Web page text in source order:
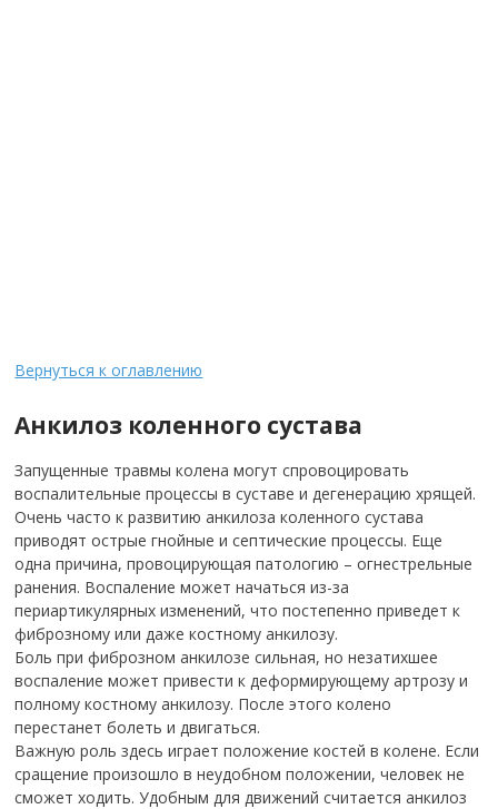
Вернуться к оглавлению
Анкилоз коленного сустава
Запущенные травмы колена могут спровоцировать
воспалительные процессы в суставе и дегенерацию хрящей.
Очень часто к развитию анкилоза коленного сустава
приводят острые гнойные и септические процессы. Еще
одна причина, провоцирующая патологию – огнестрельные
ранения. Воспаление может начаться из-за
периартикулярных изменений, что постепенно приведет к
фиброзному или даже костному анкилозу.
Боль при фиброзном анкилозе сильная, но незатихшее
воспаление может привести к деформирующему артрозу и
полному костному анкилозу. После этого колено
перестанет болеть и двигаться.
Важную роль здесь играет положение костей в колене. Если
сращение произошло в неудобном положении, человек не
сможет ходить. Удобным для движений считается анкилоз